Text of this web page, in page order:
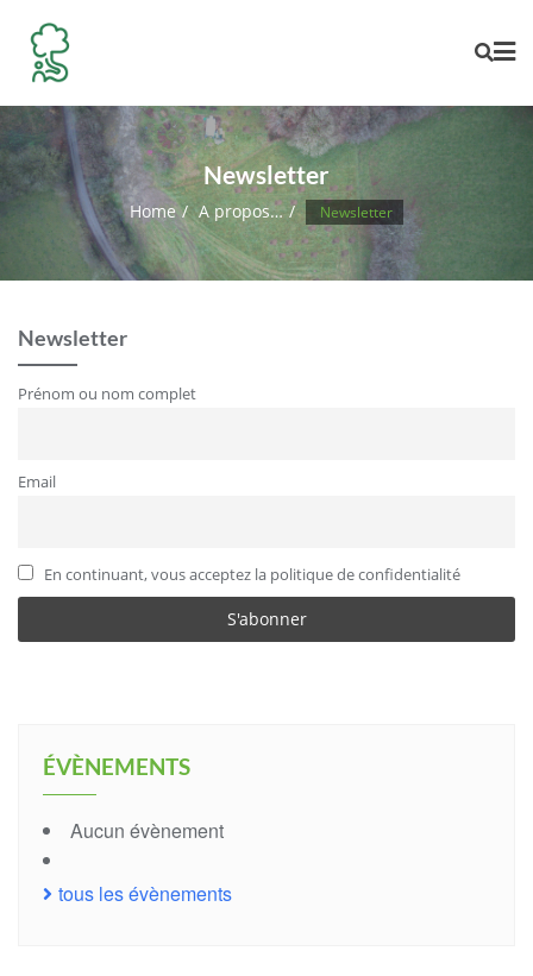
content
Newsletter
Home A propos… Newsletter
Newsletter
Prénom ou nom complet
Email
En continuant, vous acceptez la politique de confidentialité
ÉVÈNEMENTS
Aucun évènement
tous les évènements